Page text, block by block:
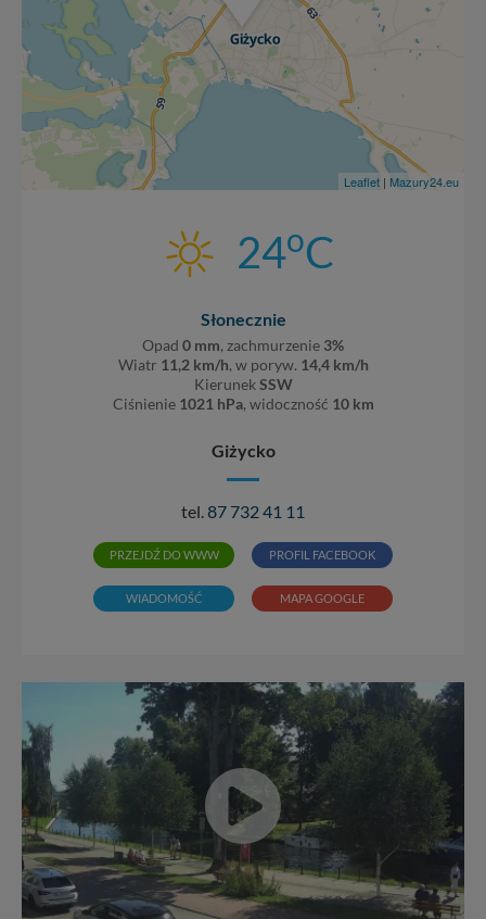
Leaflet | Mazury24.eu
24oC
Słonecznie
Opad 0 mm, zachmurzenie 3%
Wiatr 11,2 km/h, w poryw. 14,4 km/h
KierunekSSW
Ciśnienie 1021 hPa, widoczność 10 km
Giżycko
tel.87 732 41 11
PRZEJDŹ DO WWW PROFIL FACEBOOK
WIADOMOŚĆ MAPA GOOGLE